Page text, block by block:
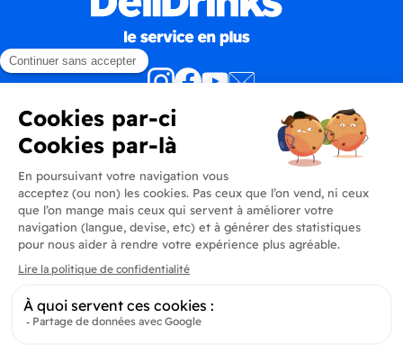
Produits
En savoir plus
Informations